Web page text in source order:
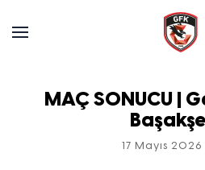
MAÇ SONUCU |
17 Mayıs